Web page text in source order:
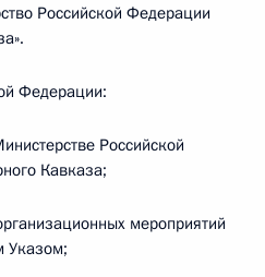
Российской Федерации
Федерации:
Российской
Кавказа;
мероприятий
Указом;